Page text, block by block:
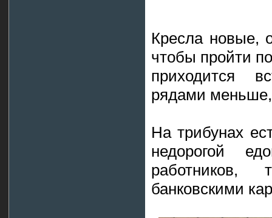
Кресла новые,
чтобы пройти
приходится
рядами
На трибунах
недорогой
работников,
банковскими